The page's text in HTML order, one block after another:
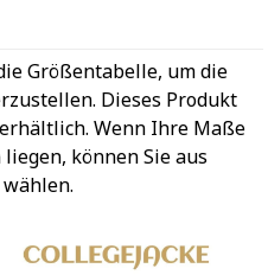
Größentabelle, um die
Dieses Produkt
Wenn Ihre Maße
können Sie aus